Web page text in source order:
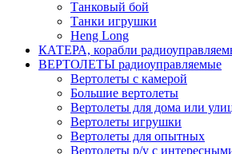
Танковый бой
Танки игрушки
Heng Long
КАТЕРА, корабли
ВЕРТОЛЕТЫ радиоуправляемые
Вертолеты с камерой
Большие вертолеты
Вертолеты для дома или
Вертолеты игрушки
Вертолеты для опытных
Вертолеты р/у с